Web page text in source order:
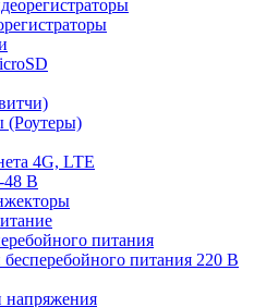
(Роутеры)
4G, LTE
48 В
питания
питания 220 В
напряжения